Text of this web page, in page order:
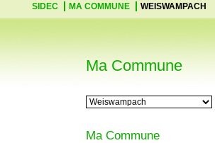
SIDEC MA COMMUNE WEISWAMPACH
Ma Commune
Ma Commune